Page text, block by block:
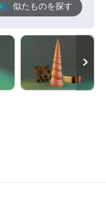
似たものを探す
